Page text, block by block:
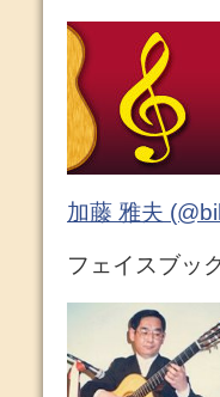
加藤 雅夫
フェイスブッ